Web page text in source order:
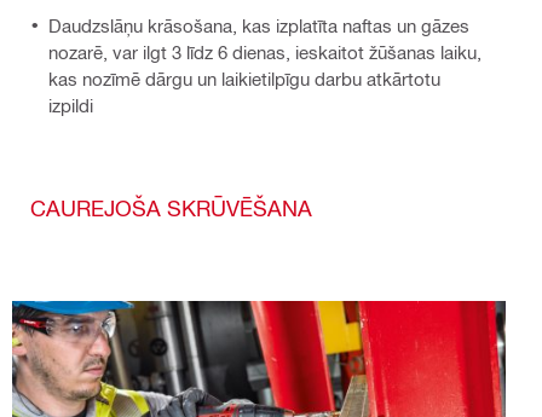
Daudzslāņu krāsošana, kas izplatīta naftas un gāzes
nozarē, var ilgt 3 līdz 6 dienas, ieskaitot žūšanas laiku,
kas nozīmē dārgu un laikietilpīgu darbu atkārtotu
izpildi
CAUREJOŠA SKRŪVĒŠANA